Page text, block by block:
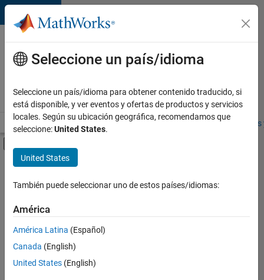
Saltar al contenido
Ofertas
de
empleo
MathWorks
Visión general Búsqueda de empleo Oficinas locales
Contenido principal
FILTRADO POR
Software Process Engineering
Web Applications and Services
Education Marketing
Actualmente
no
Seleccione un país/idioma
Seleccione un país/idioma para obtener contenido traducido, si
está disponible, y ver eventos y ofertas de productos y servicios
locales. Según su ubicación geográfica, recomendamos que
seleccione:United States.
United States
También puede seleccionar uno de estos países/idiomas:
América
América Latina (Español)
Canada (English)
United States (English)